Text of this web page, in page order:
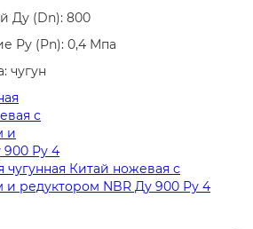
Ду (Dn): 800
Ру (Pn): 0,4 Мпа
чугун
Китай ножевая с
редуктором NBR Ду 900 Ру 4